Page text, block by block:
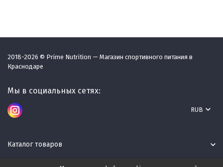
2018-2026 © Prime Nutrition — Магазин спортивного питания в
Краснодаре
Мы в социальных сетях:
RUB
Каталог товаров